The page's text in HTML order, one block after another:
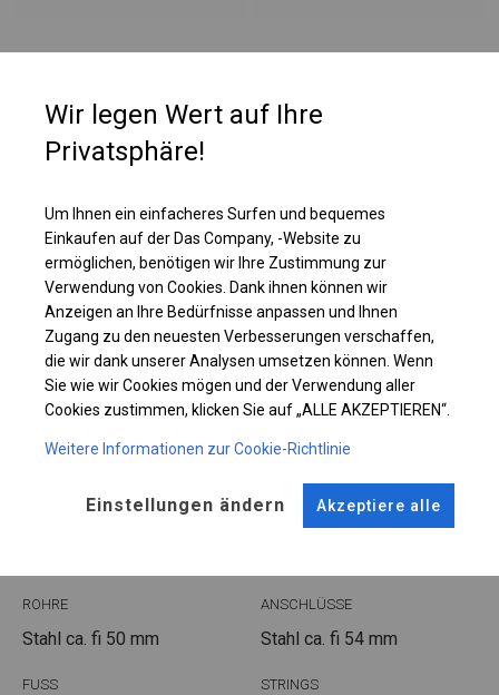
Jede Wand besteht aus einem einzigen, dicken Material. Zelte mit vollen
SD-Wänden sind sowohl im Sommer als auch im Winter großartige Lager.
Regen oder Schnee, sondern auch Staub und andere Verunreinigungen
nicht hineinfallen.
Einzelheiten ansehen
Plane ändern
ROHRE
Stahl ca. fi 50 mm
ANSCHLÜSSE
Stahl ca. fi 54 mm
FUSS STRINGS
Wir legen Wert auf Ihre
Privatsphäre!
Um Ihnen ein einfacheres Surfen und bequemes
Einkaufen auf der Das Company, -Website zu
ermöglichen, benötigen wir Ihre Zustimmung zur
Verwendung von Cookies. Dank ihnen können wir
Anzeigen an Ihre Bedürfnisse anpassen und Ihnen
Zugang zu den neuesten Verbesserungen verschaffen,
die wir dank unserer Analysen umsetzen können. Wenn
Sie wie wir Cookies mögen und der Verwendung aller
Cookies zustimmen, klicken Sie auf „ALLE AKZEPTIEREN“.
Weitere Informationen zur Cookie-Richtlinie
Einstellungen ändern Akzeptiere alle